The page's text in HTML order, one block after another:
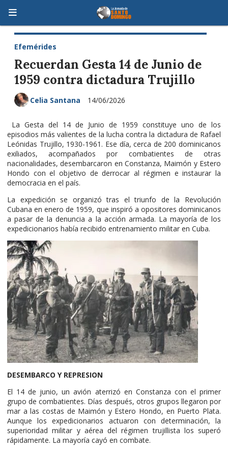
Recuerdan Gesta 14 de Junio de
1959 contra dictadura Trujillo
Efemérides
14/06/2026
Celia Santana
La Gesta del 14 de Junio de 1959 constituye uno de los
episodios más valientes de la lucha contra la dictadura de Rafael
Leónidas Trujillo, 1930-1961. Ese día, cerca de 200 dominicanos
exiliados, acompañados por combatientes de otras
nacionalidades, desembarcaron en Constanza, Maimón y Estero
Hondo con el objetivo de derrocar al régimen e instaurar la
democracia en el país.
La expedición se organizó tras el triunfo de la Revolución
Cubana en enero de 1959, que inspiró a opositores dominicanos
a pasar de la denuncia a la acción armada. La mayoría de los
expedicionarios había recibido entrenamiento militar en Cuba.
DESEMBARCO Y REPRESION
El 14 de junio, un avión aterrizó en Constanza con el primer
grupo de combatientes. Días después, otros grupos llegaron por
mar a las costas de Maimón y Estero Hondo, en Puerto Plata.
Aunque los expedicionarios actuaron con determinación, la
superioridad militar y aérea del régimen trujillista los superó
rápidamente. La mayoría cayó en combate.